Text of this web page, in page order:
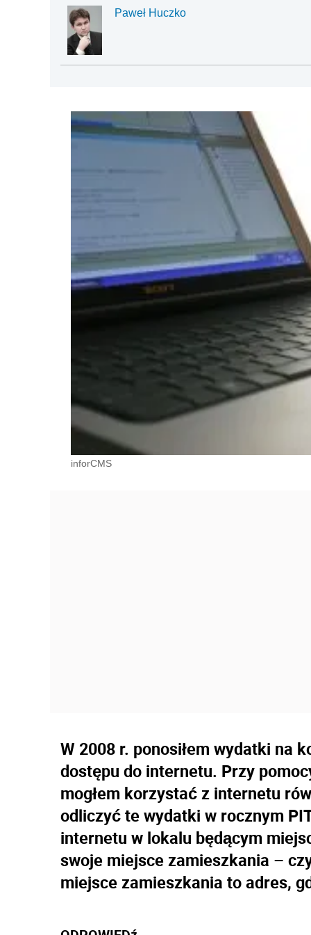
Paweł Huczko
inforCMS
W 2008 r. ponosiłem wydatki na
dostępu do internetu. Przy
mogłem korzystać z internetu
odliczyć te wydatki w rocznym
internetu w lokalu będącym
swoje miejsce zamieszkania –
miejsce zamieszkania to adres,